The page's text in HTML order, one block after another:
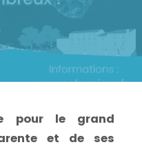
pour le grand
et de ses